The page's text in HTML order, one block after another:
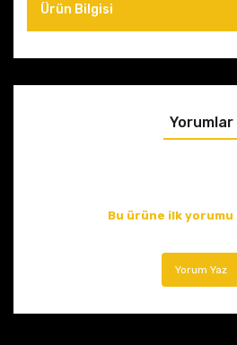
Ürün Bilgisi
Yorumlar
Bu ürüne ilk yorumu
Yorum Yaz